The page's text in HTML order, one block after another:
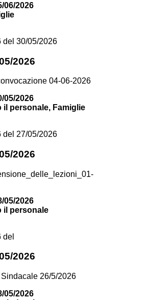
06/2026
del 30/05/2026
2026
04-06-2026
05/2026
il personale, Famiglie
del 27/05/2026
2026
05/2026
il personale
del
2026
26/5/2026
05/2026